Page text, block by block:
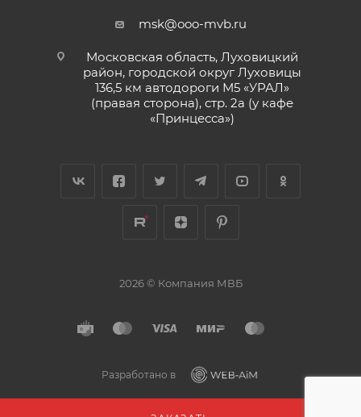
msk@ooo-mvb.ru
Московская область, Луховицкий
район, городской округ Луховицы
136,5 км автодороги М5 «УРАЛ»
(правая сторона), стр. 2а (у кафе
«‎Принцесса»)
2026 © Компания МВБ
Разработано в